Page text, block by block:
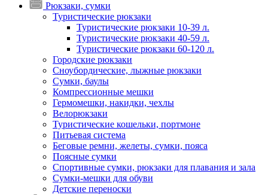
Рюкзаки, сумки
Туристические рюкзаки
Туристические рюкзаки 10-39 л.
Туристические рюкзаки 40-59 л.
Туристические рюкзаки 60-120 л.
Городские рюкзаки
Сноубордические, лыжные рюкзаки
Сумки, баулы
Компрессионные мешки
Гермомешки, накидки, чехлы
Велорюкзаки
Туристические кошельки, портмоне
Питьевая система
Беговые ремни, желеты, сумки, пояса
Поясные сумки
Спортивные сумки, рюкзаки для плавания и зала
Сумки-мешки для обуви
Детские переноски